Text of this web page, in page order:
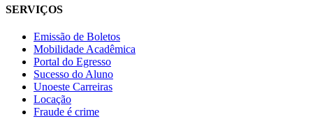
SERVIÇOS
Emissão de Boletos
Mobilidade Acadêmica
Portal do Egresso
Sucesso do Aluno
Unoeste Carreiras
Locação
Fraude é crime